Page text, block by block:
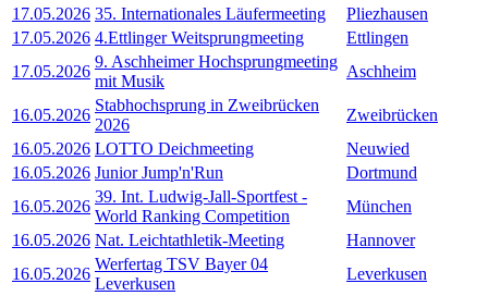
17.05.2026 35. Internationales Läufermeeting
Pliezhausen
17.05.2026 4.Ettlinger Weitsprungmeeting
Ettlingen
17.05.2026
9. Aschheimer Hochsprungmeeting
mit Musik
Aschheim
16.05.2026
Stabhochsprung in Zweibrücken
2026
Zweibrücken
16.05.2026 LOTTO Deichmeeting
Neuwied
16.05.2026 Junior Jump'n'Run
Dortmund
16.05.2026
39. Int. Ludwig-Jall-Sportfest -
World Ranking Competition
München
16.05.2026 Nat. Leichtathletik-Meeting
Hannover
16.05.2026
Werfertag TSV Bayer 04
Leverkusen
Leverkusen